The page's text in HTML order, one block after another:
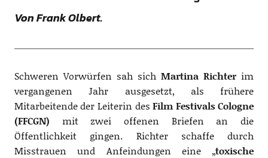
Von Frank Olbert.
Schweren Vorwürfen sah sichMartina Richter im
vergangenen Jahr ausgesetzt, als frühere
Mitarbeitende der Leiterin desFilm Festivals Cologne
(FFCGN) mit zwei offenen Briefen an die
Öffentlichkeit gingen. Richter schaffe durch
Misstrauen und Anfeindungen eine „toxische